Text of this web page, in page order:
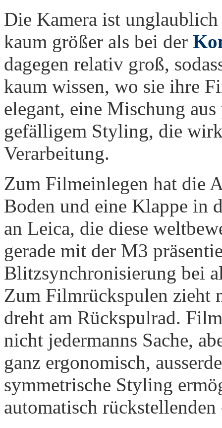
Die Kamera ist
kaum größer als bei der
dagegen relativ groß,
kaum wissen, wo sie ihre
elegant, eine Mischung
gefälligem Styling, die
Verarbeitung.
Zum Filmeinlegen hat die
Boden und eine Klappe in
an Leica, die diese
gerade mit der M3
Blitzsynchronisierung bei
Zum Filmrückspulen zieht
dreht am Rückspulrad.
nicht jedermanns Sache,
ganz ergonomisch,
symmetrische Styling
automatisch